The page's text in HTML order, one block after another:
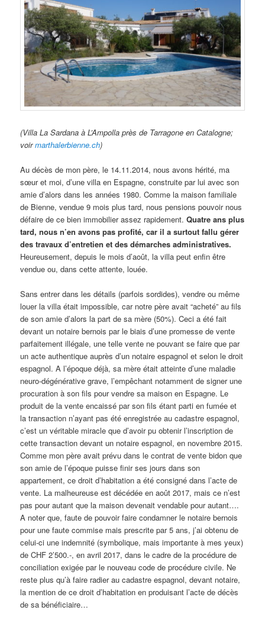
(Villa La Sardana à L’Ampolla près de Tarragone en Catalogne;
voirmarthalerbienne.ch)
Au décès de mon père, le 14.11.2014, nous avons hérité, ma
sœur et moi, d’une villa en Espagne, construite par lui avec son
amie d’alors dans les années 1980. Comme la maison familiale
de Bienne, vendue 9 mois plus tard, nous pensions pouvoir nous
défaire de ce bien immobilier assez rapidement.Quatre ans plus
tard, nous n’en avons pas profité, car il a surtout fallu gérer
des travaux d’entretien et des démarches administratives.
Heureusement, depuis le mois d’août, la villa peut enfin être
vendue ou, dans cette attente, louée.
Sans entrer dans les détails (parfois sordides), vendre ou même
louer la villa était impossible, car notre père avait “acheté” au fils
de son amie d’alors la part de sa mère (50%). Ceci a été fait
devant un notaire bernois par le biais d’une promesse de vente
parfaitement illégale, une telle vente ne pouvant se faire que par
un acte authentique auprès d’un notaire espagnol et selon le droit
espagnol. A l’époque déjà, sa mère était atteinte d’une maladie
neuro-dégénérative grave, l’empêchant notamment de signer une
procuration à son fils pour vendre sa maison en Espagne. Le
produit de la vente encaissé par son fils étant parti en fumée et
la transaction n’ayant pas été enregistrée au cadastre espagnol,
c’est un véritable miracle que d’avoir pu obtenir l’inscription de
cette transaction devant un notaire espagnol, en novembre 2015.
Comme mon père avait prévu dans le contrat de vente bidon que
son amie de l’époque puisse finir ses jours dans son
appartement, ce droit d’habitation a été consigné dans l’acte de
vente. La malheureuse est décédée en août 2017, mais ce n’est
pas pour autant que la maison devenait vendable pour autant….
A noter que, faute de pouvoir faire condamner le notaire bernois
pour une faute commise mais prescrite par 5 ans, j’ai obtenu de
celui-ci une indemnité (symbolique, mais importante à mes yeux)
de CHF 2’500.-, en avril 2017, dans le cadre de la procédure de
conciliation exigée par le nouveau code de procédure civile. Ne
reste plus qu’à faire radier au cadastre espagnol, devant notaire,
la mention de ce droit d’habitation en produisant l’acte de décès
de sa bénéficiaire…